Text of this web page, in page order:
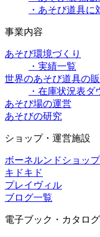
・あそび道具に
事業内容
あそび環境づくり
・実績一覧
世界のあそび道具の
・在庫状況表ダ
あそび場の運営
あそびの研究
ショップ・運営施設
ボーネルンドショッ
キドキド
プレイヴィル
ブログ一覧
電子ブック・カタログ